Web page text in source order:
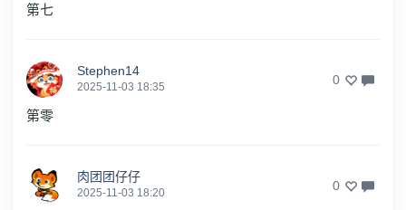
第七
Stephen14
2025-11-03 18:35 0
第零
肉团团仔仔
2025-11-03 18:20 0